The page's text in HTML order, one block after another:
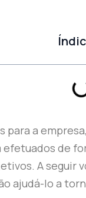
para a
efetuados de
A seguir
ajudá-lo a